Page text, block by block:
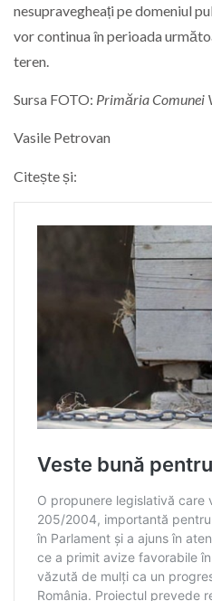
nesupravegheați pe domeniul
vor continua în perioada
teren.
Sursa FOTO: Primăria Comunei
Vasile Petrovan
Citește și: